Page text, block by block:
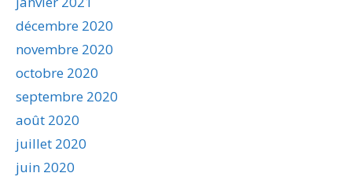
décembre 2020
novembre 2020
octobre 2020
septembre 2020
août 2020
juillet 2020
juin 2020